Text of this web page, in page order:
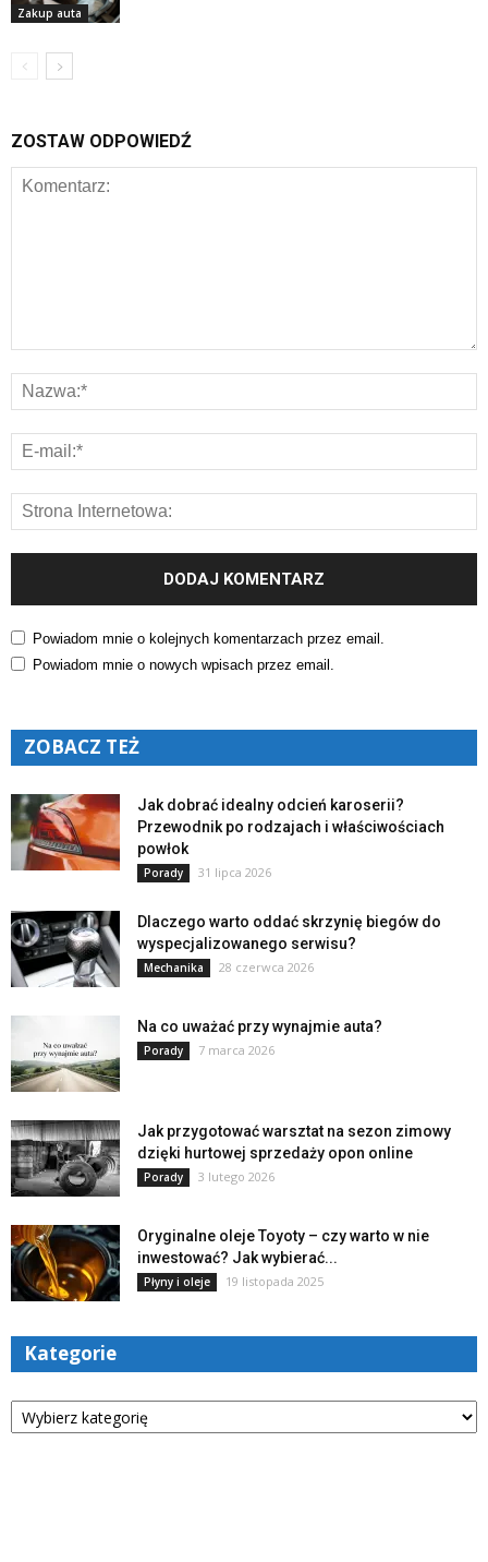
Zakup auta
ZOSTAW ODPOWIEDŹ
Powiadom mnie o kolejnych komentarzach przez email.
Powiadom mnie o nowych wpisach przez email.
ZOBACZ TEŻ
Jak dobrać idealny odcień karoserii?
Przewodnik po rodzajach i właściwościach
powłok
Porady 31 lipca 2026
Dlaczego warto oddać skrzynię biegów do
wyspecjalizowanego serwisu?
Mechanika 28 czerwca 2026
Na co uważać przy wynajmie auta?
Porady 7 marca 2026
Jak przygotować warsztat na sezon zimowy
dzięki hurtowej sprzedaży opon online
Porady 3 lutego 2026
Oryginalne oleje Toyoty – czy warto w nie
inwestować? Jak wybierać...
Płyny i oleje 19 listopada 2025
Kategorie
Kategorie